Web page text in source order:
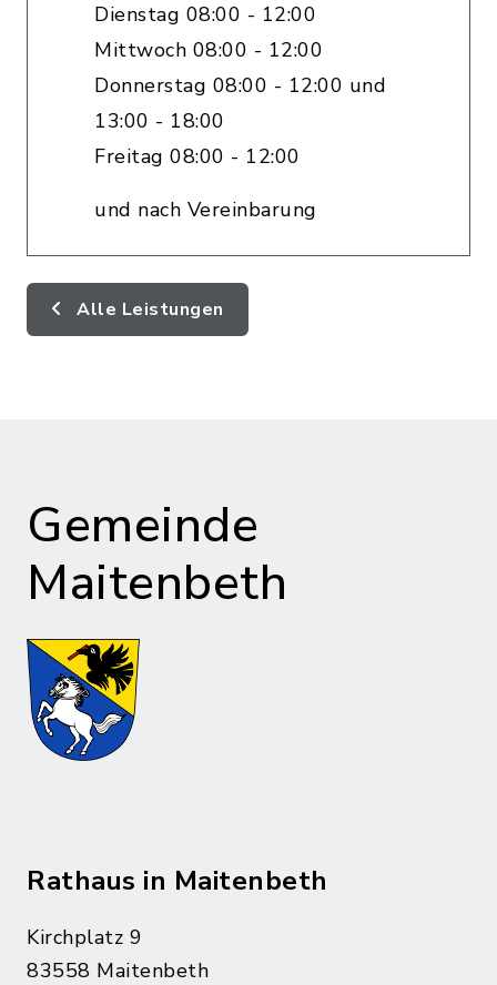
Dienstag 08:00 - 12:00
Mittwoch 08:00 - 12:00
Donnerstag 08:00 - 12:00 und
13:00 - 18:00
Freitag 08:00 - 12:00
und nach Vereinbarung
Alle Leistungen
Gemeinde
Maitenbeth
Rathaus in Maitenbeth
Kirchplatz 9
83558 Maitenbeth